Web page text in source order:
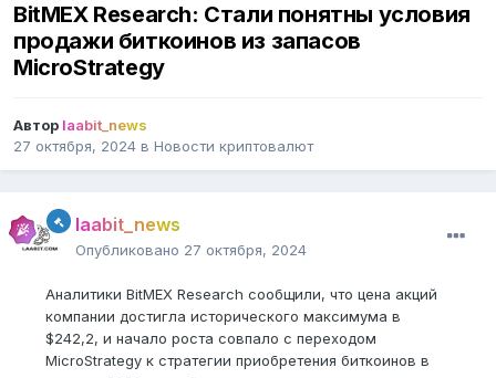
BitMEX Research: Стали понятны условия
продажи биткоинов из запасов
MicroStrategy
Автор laabit_news
27 октября, 2024 в Новости криптовалют
laabit_news
Опубликовано 27 октября, 2024
Аналитики BitMEX Research сообщили, что цена акций
компании достигла исторического максимума в
$242,2, и начало роста совпало с переходом
MicroStrategy к стратегии приобретения биткоинов в